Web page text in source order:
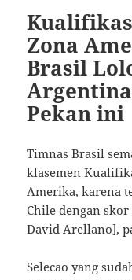
Zona
Brasil
Pekan ini
Timnas Brasil
klasemen
Amerika, karena
Chile dengan
David Arellano],
Selecao yang